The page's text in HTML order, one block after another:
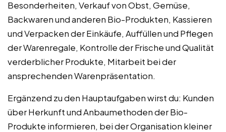
Besonderheiten, Verkauf von Obst, Gemüse,
Backwaren und anderen Bio-Produkten, Kassieren
und Verpacken der Einkäufe, Auffüllen und Pflegen
der Warenregale, Kontrolle der Frische und Qualität
verderblicher Produkte, Mitarbeit bei der
ansprechenden Warenpräsentation.
Ergänzend zu den Hauptaufgaben wirst du: Kunden
über Herkunft und Anbaumethoden der Bio-
Produkte informieren, bei der Organisation kleiner